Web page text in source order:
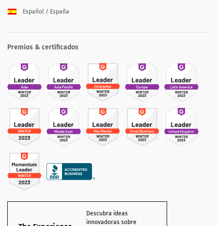
Español / España
Premios & certificados
Descubra ideas
innovadoras sobre